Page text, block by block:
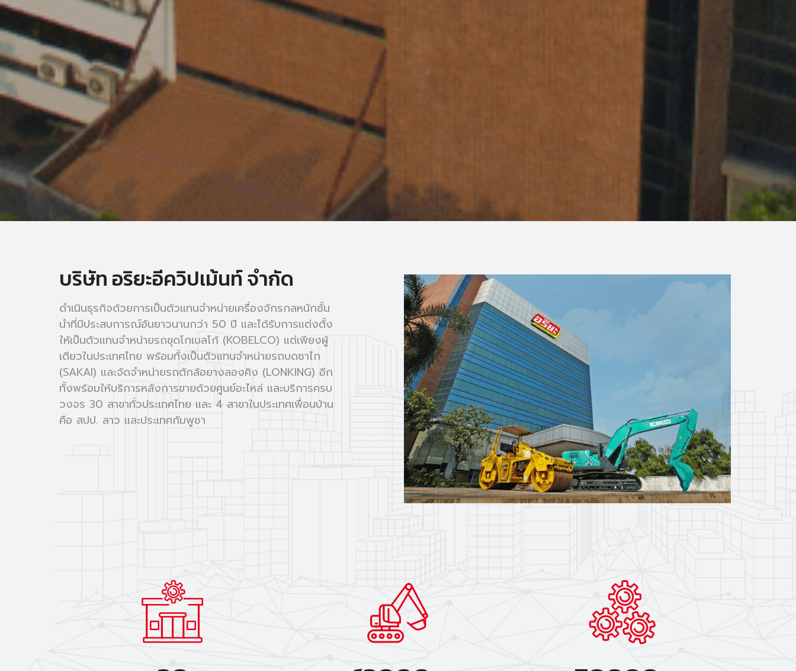
บริษัท อริยะอีควิปเม้นท์ จำกัด
ดำเนินธุรกิจด้วยการเป็นตัวแทนจำหน่ายเครื่องจักรกลหนักชั้น
นำที่มีประสบการณ์อันยาวนานกว่า 50 ปี และได้รับการแต่งตั้ง
ให้เป็นตัวแทนจำหน่ายรถขุดโกเบลโก้ (KOBELCO) แต่เพียงผู้
เดียวในประเทศไทย พร้อมทั้งเป็นตัวแทนจำหน่ายรถบดซาไก
(SAKAI) และจัดจำหน่ายรถตักล้อยางลองคิง (LONKING) อีก
ทั้งพร้อมให้บริการหลังการขายด้วยศูนย์อะไหล่ และบริการครบ
วงจร 30 สาขาทั่วประเทศไทย และ 4 สาขาในประเทศเพื่อนบ้าน
คือ สปป. ลาว และประเทศกัมพูชา